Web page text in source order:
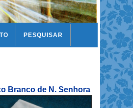
PESQUISAR
Branco de N. Senhora